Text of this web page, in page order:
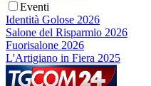
Eventi
Identità Golose 2026
Salone del Risparmio 2026
Fuorisalone 2026
L'Artigiano in Fiera 2025